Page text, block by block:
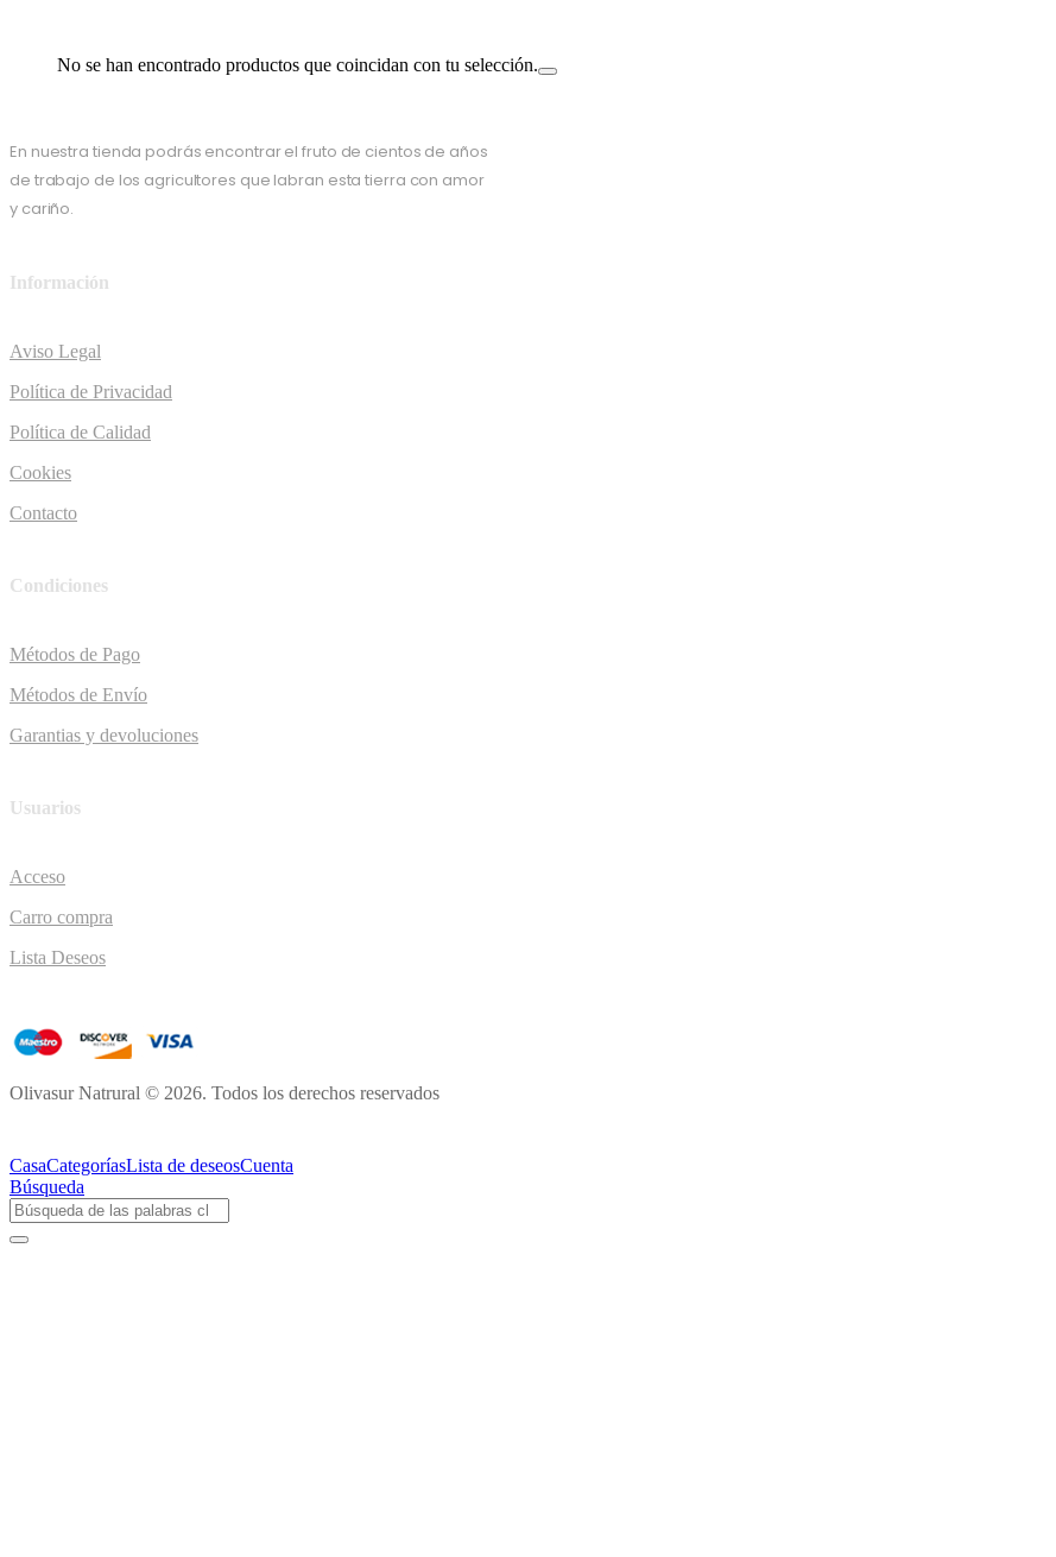
No se han encontrado productos que coincidan con tu selección.
En nuestra tienda podrás encontrar el fruto de cientos de años
de trabajo de los agricultores que labran esta tierra con amor
y cariño.
Información
Aviso Legal
Política de Privacidad
Política de Calidad
Cookies
Contacto
Condiciones
Métodos de Pago
Métodos de Envío
Garantias y devoluciones
Usuarios
Acceso
Carro compra
Lista Deseos
Olivasur Natrural © 2026. Todos los derechos reservados
CasaCategoríasLista de deseosCuenta
Búsqueda